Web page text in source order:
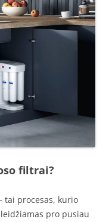
filtrai?
tai procesas, kurio
pro pusiau